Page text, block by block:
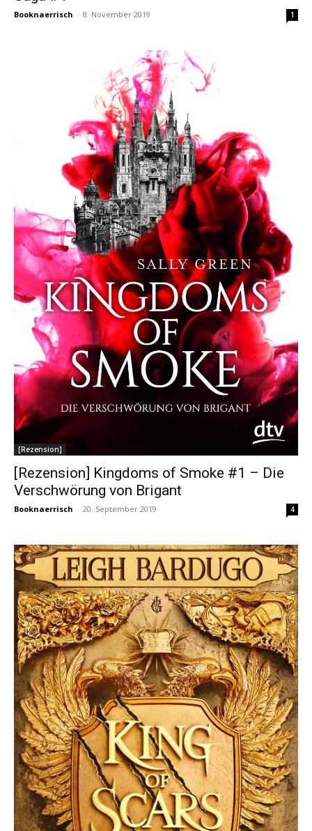
Booknaerrisch - 8. November 2019 1
[Rezension]
[Rezension] Kingdoms of Smoke #1 – Die
Verschwörung von Brigant
Booknaerrisch - 20. September 2019 4